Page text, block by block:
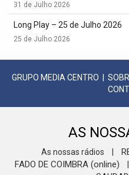
31 de Julho 2026
Long Play – 25 de Julho 2026
25 de Julho 2026
GRUPO MEDIA CENTRO
AS
As nossas rádios
FADO DE COIMBRA (online)